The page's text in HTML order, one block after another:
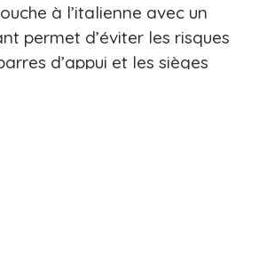
à l’italienne avec un
permet d’éviter les risques
d’appui et les sièges